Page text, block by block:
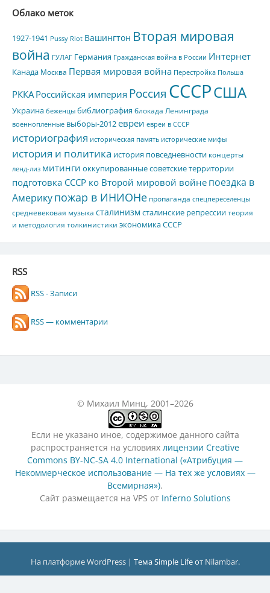
Облако меток
1927-1941 Pussy Riot Вашингтон Вторая мировая
война ГУЛАГ Германия Гражданская война в России Интернет
Канада Москва Первая мировая война Перестройка Польша
РККА Российская империя Россия СССРСША
Украина беженцы библиография блокада Ленинграда
военнопленные выборы-2012евреи евреи в СССР
историография историческая память исторические мифы
история и политика история повседневности концерты
ленд-лиз митинги оккупированные советские территории
подготовка СССР ко Второй мировой войнепоездка в
Америкупожар в ИНИОНе пропаганда спецпереселенцы
средневековая музыка сталинизмсталинские репрессиитеория
и методология толкинистики экономика СССР
RSS
RSS - Записи
RSS — комментарии
© Михаил Минц, 2001–2026
Если не указано иное, содержимое данного сайта
распространяется на условиях лицензии Creative
Commons BY-NC-SA 4.0 International («Атрибуция —
Некоммерческое использование — На тех же условиях —
Всемирная»).
Сайт размещается на VPS от Inferno Solutions
На платформе WordPress | Тема Simple Life от Nilambar.